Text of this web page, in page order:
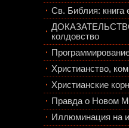
Св. Библия: книга
колдовство
Христианство,
Христианские
Правда о Новом
Иллюминация на